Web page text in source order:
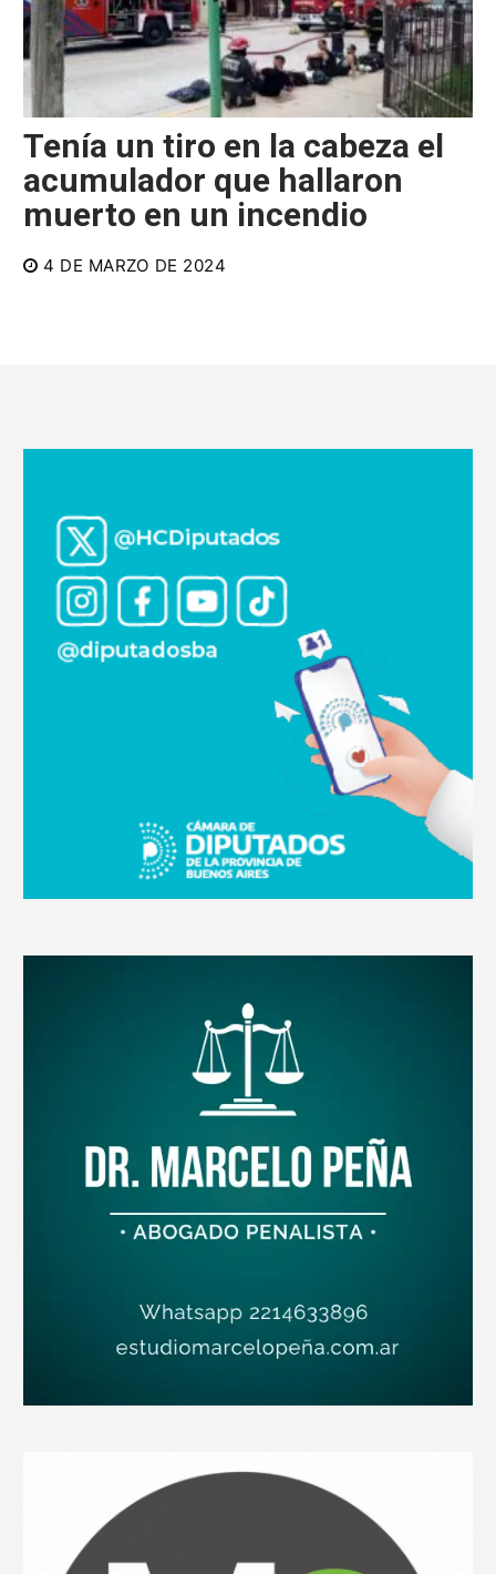
Tenía un tiro en la cabeza el
acumulador que hallaron
muerto en un incendio
4 DE MARZO DE 2024